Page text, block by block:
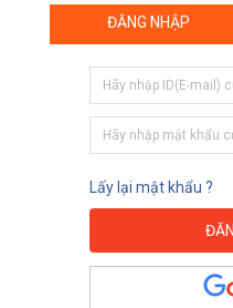
ĐĂNG NHẬP
Lấy lại mật khẩu ?